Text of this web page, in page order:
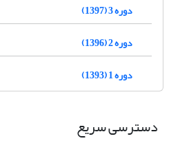
دوره 3 (1397)
دوره 2 (1396)
دوره 1 (1393)
دسترسی سریع